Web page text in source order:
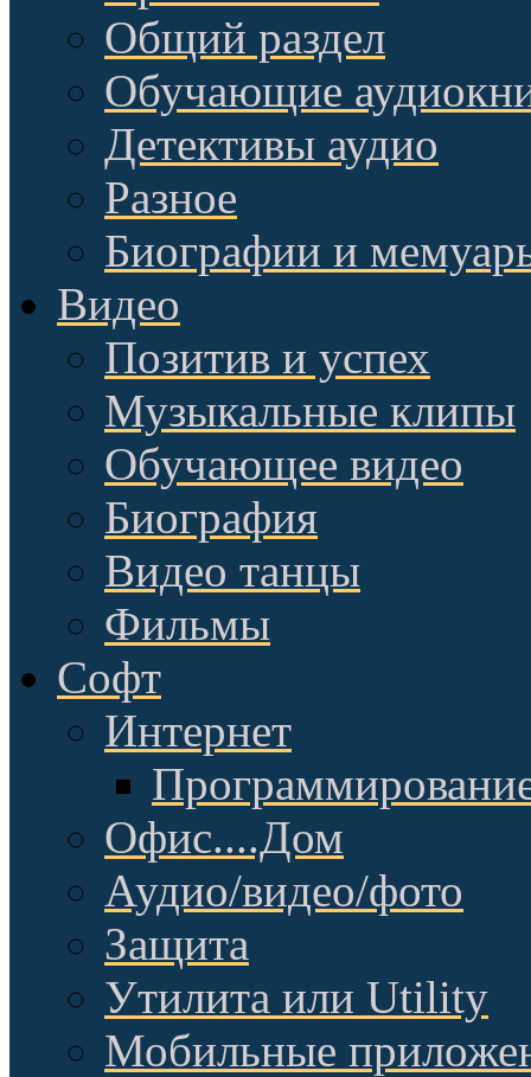
Общий раздел
Обучающие
Детективы аудио
Разное
Биографии и
Видео
Позитив и успех
Музыкальные клипы
Обучающее видео
Биография
Видео танцы
Фильмы
Софт
Интернет
Офис....Дом
Аудио/видео/фото
Защита
Утилита или Utility
Мобильные